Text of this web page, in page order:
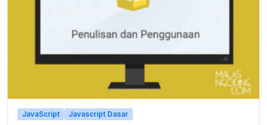
JavaScript Javascript Dasar